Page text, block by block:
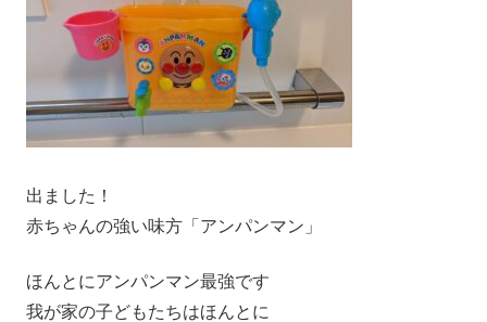
出ました！
赤ちゃんの強い味方「アンパンマン」
ほんとにアンパンマン最強です
我が家の子どもたちはほんとに